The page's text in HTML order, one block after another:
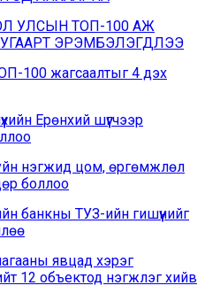
УЛСЫН ТОП-100 АЖ
ЭРЭМБЭЛЭГДЛЭЭ
100 жагсаалтыг 4 дэх
Ерөнхий шүүгчээр
нэгжид цом, өргөмжлөл
боллоо
банкны ТУЗ-ийн гишүүнийг
явцад хэрэг
12 объектод нэгжлэг хийв